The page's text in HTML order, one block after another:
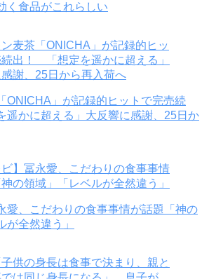
く食品がこれらしい
ONICHA」が記録的ヒットで完売続
かに超える」大反響に感謝、25日か
愛、こだわりの食事事情が話題「神の
が全然違う」